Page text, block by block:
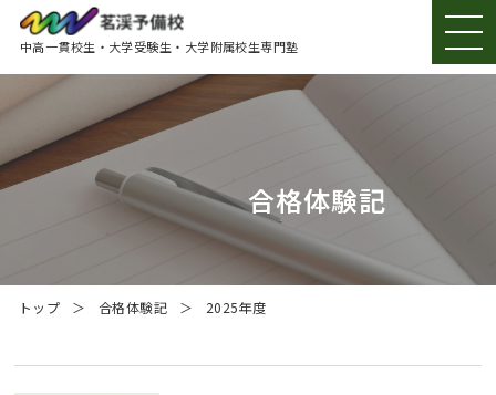
中高一貫校生・大学受験生・大学附属校生専門塾
茗渓予備校とは
ニュース
合格実績
合格体験記
トップ 合格体験記 2025年度